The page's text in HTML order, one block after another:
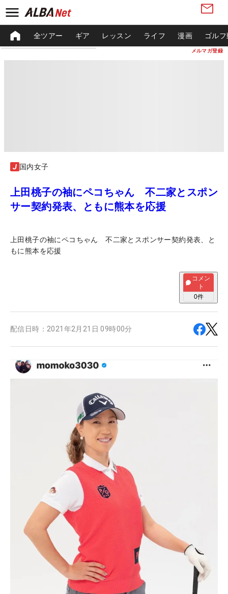
メルマガ登録
全ツアー ギア レッスン ライフ 漫画 ゴル
国内女子
上田桃子の袖にペコちゃん 不二家とスポン
サー契約発表、ともに熊本を応援
上田桃子の袖にペコちゃん 不二家とスポンサー契約発表、と
もに熊本を応援
コメン
ト
0件
配信日時： 2021年2月21日 09時00分